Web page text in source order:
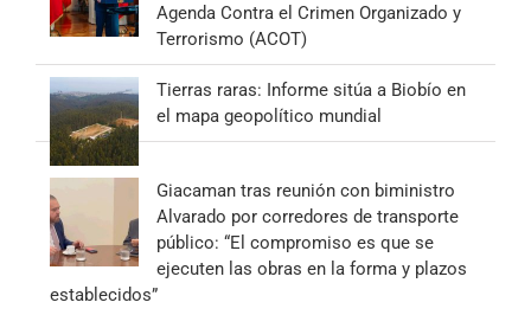
Agenda Contra el Crimen Organizado y
Terrorismo (ACOT)
Tierras raras: Informe sitúa a Biobío en
el mapa geopolítico mundial
Giacaman tras reunión con biministro
Alvarado por corredores de transporte
público: “El compromiso es que se
ejecuten las obras en la forma y plazos
establecidos”